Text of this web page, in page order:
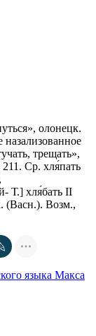
олонецк.
назализованное
трещать»,
Ср. хля́пать
Т.] хля́бать II
(Васн.). Возм.,
языка Макса